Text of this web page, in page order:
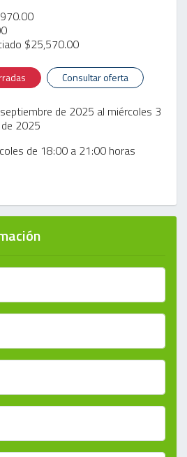
$25,570.00
Consultar oferta
de 2025 al miércoles 3
2025
de 18:00 a 21:00 horas